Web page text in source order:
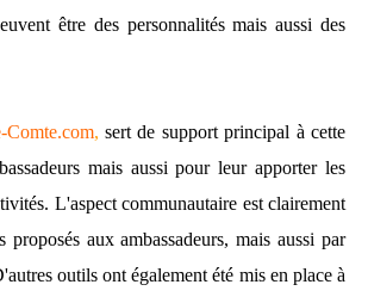
être des personnalités mais aussi des
Comte.com,sert de support principal à cette
mais aussi pour leur apporter les
L'aspect communautaire est clairement
aux ambassadeurs, mais aussi par
outils ont également été mis en place à